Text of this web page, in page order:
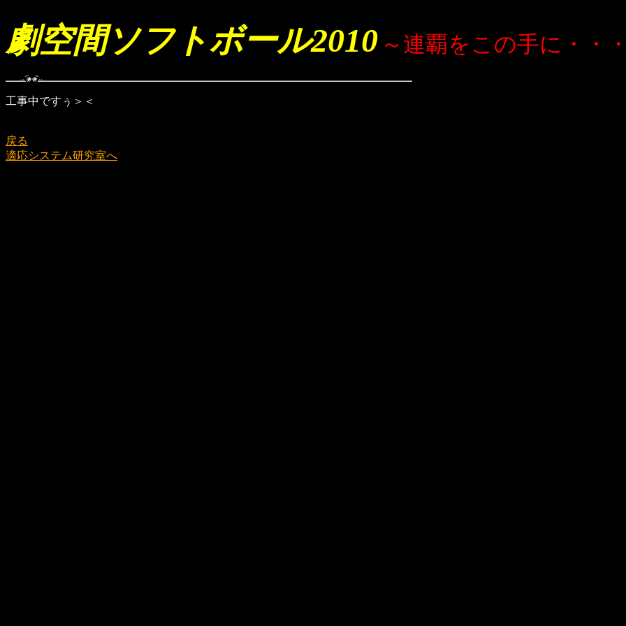
劇空間ソフトボール2010 ～連覇をこの手に・・
工事中ですぅ＞＜
戻る
適応システム研究室へ